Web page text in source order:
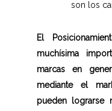
El
muchísima
marcas en
mediante el
pueden lograrse